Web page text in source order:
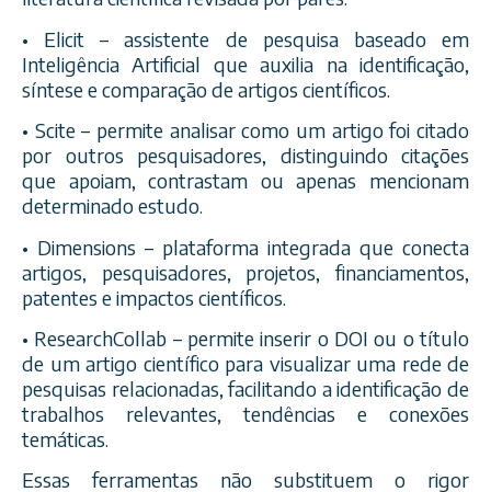
• Elicit – assistente de pesquisa baseado em
Inteligência Artificial que auxilia na identificação,
síntese e comparação de artigos científicos.
• Scite – permite analisar como um artigo foi citado
por outros pesquisadores, distinguindo citações
que apoiam, contrastam ou apenas mencionam
determinado estudo.
• Dimensions – plataforma integrada que conecta
artigos, pesquisadores, projetos, financiamentos,
patentes e impactos científicos.
• ResearchCollab – permite inserir o DOI ou o título
de um artigo científico para visualizar uma rede de
pesquisas relacionadas, facilitando a identificação de
trabalhos relevantes, tendências e conexões
temáticas.
Essas ferramentas não substituem o rigor